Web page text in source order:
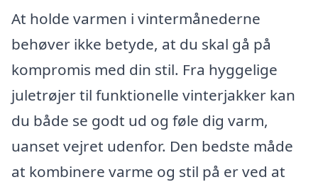
At holde varmen i vintermånederne
behøver ikke betyde, at du skal gå på
kompromis med din stil. Fra hyggelige
juletrøjer til funktionelle vinterjakker kan
du både se godt ud og føle dig varm,
uanset vejret udenfor. Den bedste måde
at kombinere varme og stil på er ved at